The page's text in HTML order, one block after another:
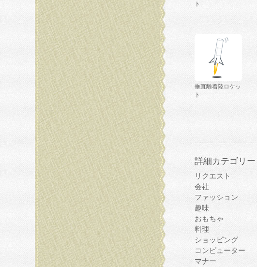
ト
垂直離着陸ロケッ
ト
詳細カテゴリー
リクエスト
会社
ファッション
趣味
おもちゃ
料理
ショッピング
コンピューター
マナー